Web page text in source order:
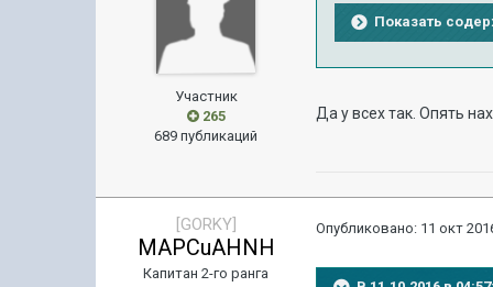
Участник
265
689 публикаций
Показать
Да у всех так. Опять
[GORKY]
MAPCuAHNH
Капитан 2-го ранга
Опубликовано: 11 окт